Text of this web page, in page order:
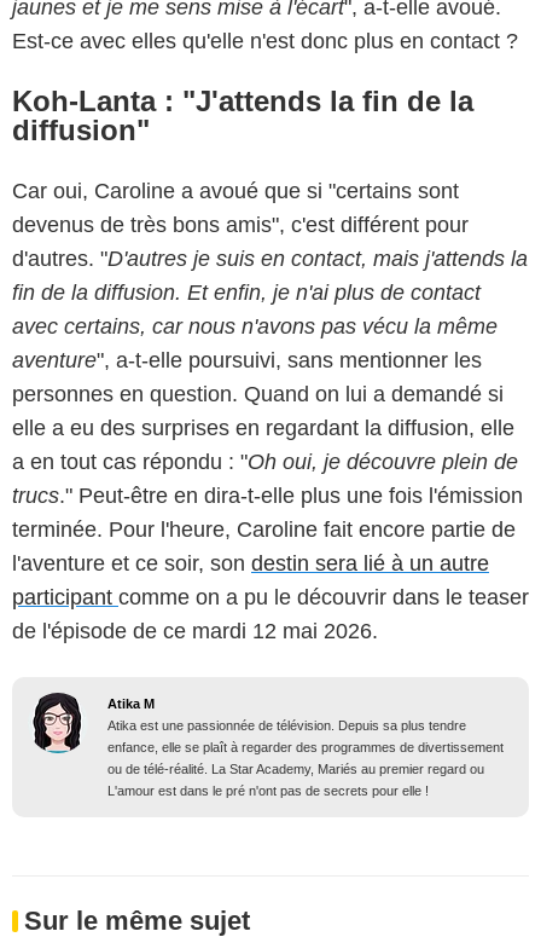
jaunes et je me sens mise à l'écart", a-t-elle avoué.
Est-ce avec elles qu'elle n'est donc plus en contact ?
Koh-Lanta : "J'attends la fin de la
diffusion"
Car oui, Caroline a avoué que si "certains sont
devenus de très bons amis", c'est différent pour
d'autres. "D'autres je suis en contact, mais j'attends la
fin de la diffusion. Et enfin, je n'ai plus de contact
avec certains, car nous n'avons pas vécu la même
aventure", a-t-elle poursuivi, sans mentionner les
personnes en question. Quand on lui a demandé si
elle a eu des surprises en regardant la diffusion, elle
a en tout cas répondu : "Oh oui, je découvre plein de
trucs." Peut-être en dira-t-elle plus une fois l'émission
terminée. Pour l'heure, Caroline fait encore partie de
l'aventure et ce soir, son destin sera lié à un autre
participant comme on a pu le découvrir dans le teaser
de l'épisode de ce mardi 12 mai 2026.
Atika M
Atika est une passionnée de télévision. Depuis sa plus tendre
enfance, elle se plaît à regarder des programmes de divertissement
ou de télé-réalité. La Star Academy, Mariés au premier regard ou
L'amour est dans le pré n'ont pas de secrets pour elle !
Sur le même sujet